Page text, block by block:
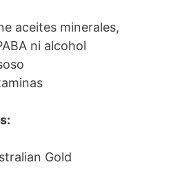
aceites minerales,
ni alcohol
Gold